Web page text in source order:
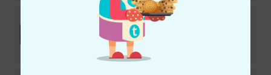
Universal AudioGalaxy Tape Echo Native
Licence de téléchargement